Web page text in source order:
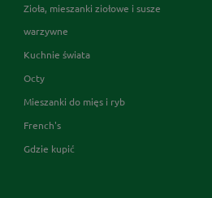
Zioła, mieszanki ziołowe i susze
warzywne
Kuchnie świata
Octy
Mieszanki do mięs i ryb
French's
Gdzie kupić